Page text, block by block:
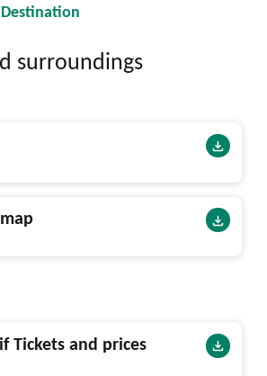
Destination
surroundings
Tickets and prices